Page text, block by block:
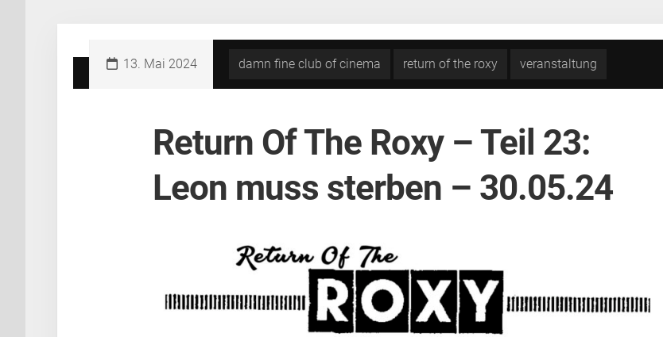
13. Mai 2024 damn fine club of cinema return of the roxy veranstaltung
Return Of The Roxy – Teil 23:
Leon muss sterben – 30.05.24